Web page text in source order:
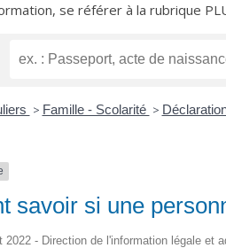
se référer à la rubrique
> Famille - Scolarité >
savoir si une
2022 - Direction de l'information légale et